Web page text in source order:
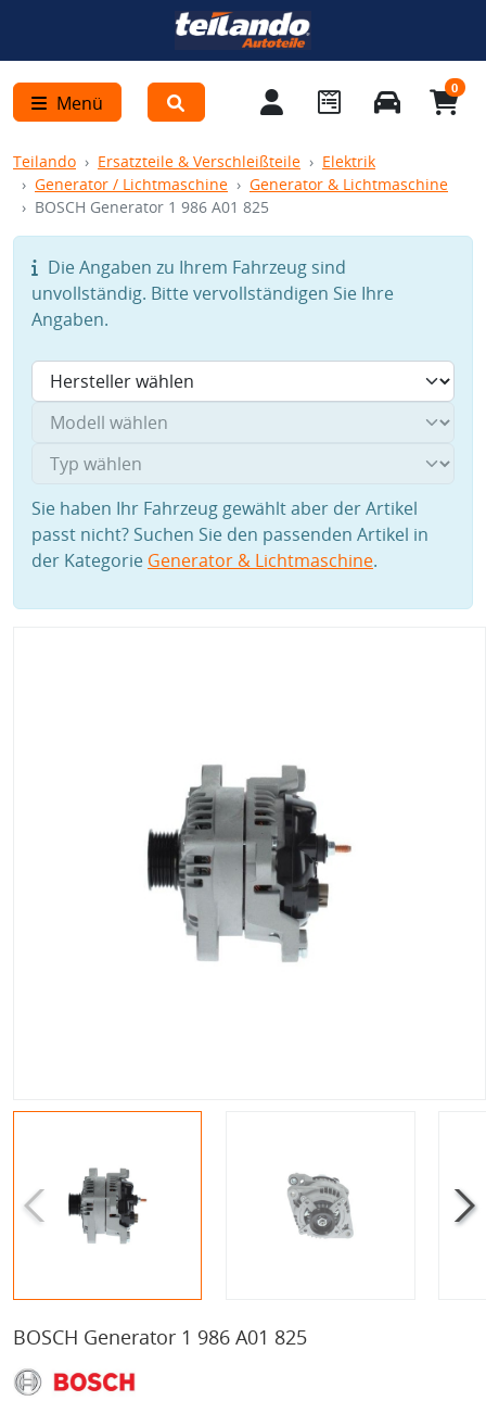
Menü
0
Teilando Ersatzteile & Verschleißteile
Elektrik
Generator / Lichtmaschine
Generator & Lichtmaschine
BOSCH Generator 1 986 A01 825
Die Angaben zu Ihrem Fahrzeug sind
unvollständig. Bitte vervollständigen Sie Ihre
Angaben.
Sie haben Ihr Fahrzeug gewählt aber der Artikel
passt nicht? Suchen Sie den passenden Artikel in
der Kategorie Generator & Lichtmaschine.
BOSCH Generator 1 986 A01 825